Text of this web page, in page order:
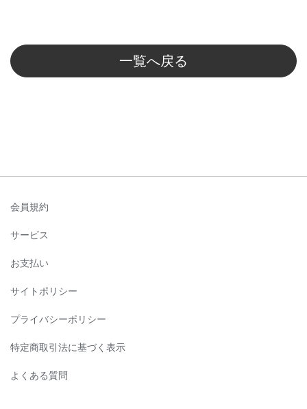
一覧へ戻る
会員規約
サービス
お支払い
サイトポリシー
プライバシーポリシー
特定商取引法に基づく表示
よくある質問